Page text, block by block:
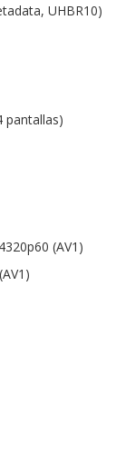
UHBR10)
pantallas)
(AV1)